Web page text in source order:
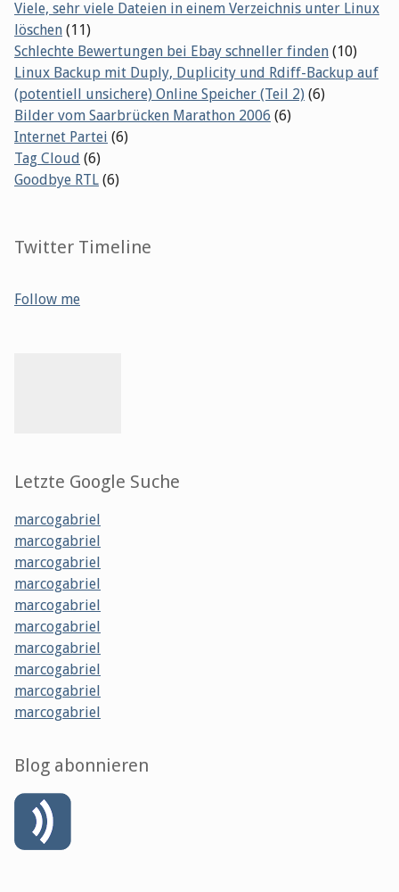
Viele, sehr viele Dateien in einem Verzeichnis unter Linux
löschen (11)
Schlechte Bewertungen bei Ebay schneller finden (10)
Linux Backup mit Duply, Duplicity und Rdiff-Backup auf
(potentiell unsichere) Online Speicher (Teil 2) (6)
Bilder vom Saarbrücken Marathon 2006 (6)
Internet Partei (6)
Tag Cloud (6)
Goodbye RTL (6)
Twitter Timeline
Follow me
Letzte Google Suche
marcogabriel
marcogabriel
marcogabriel
marcogabriel
marcogabriel
marcogabriel
marcogabriel
marcogabriel
marcogabriel
marcogabriel
Blog abonnieren